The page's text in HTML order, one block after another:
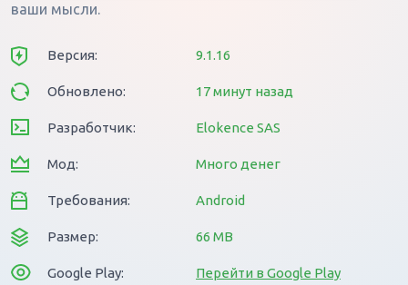
ваши мысли.
Версия: 9.1.16
Обновлено: 17 минут назад
Разработчик: Elokence SAS
Мод: Много денег
Требования: Android
Размер: 66 MB
Google Play: Перейти в Google Play